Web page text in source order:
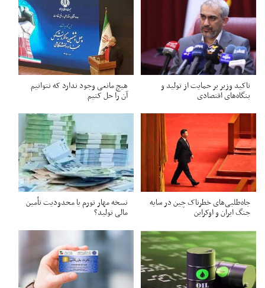
تاکید وزیر بر حمایت از تولید و
بنگاه‌های اقتصادی
هیچ مانعی وجود ندارد که نتوانیم
آن را حل کنیم
جاه‌طلبی‌های خطرناک چین در سایه
جنگ‌ ایران و اوکراین
نسخه مهار تورم یا محدودیت تأمین
مالی تولید؟